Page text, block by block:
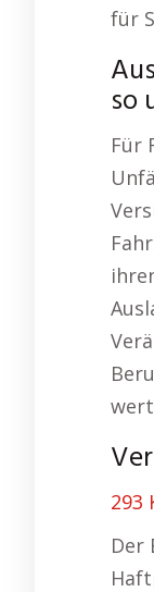
für
so
Für
293
Der